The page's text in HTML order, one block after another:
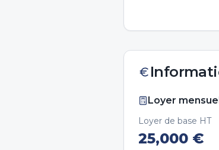
Loyer
Loyer de base HT
25,000 €